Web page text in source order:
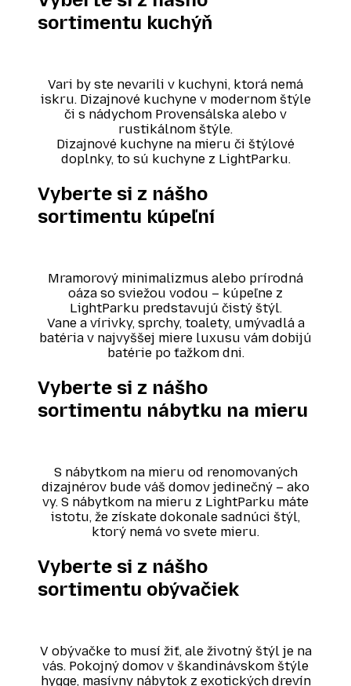
sortimentu kuchýň
Vari by ste nevarili v kuchyni, ktorá nemá
iskru. Dizajnové kuchyne v modernom štýle
či s nádychom Provensálska alebo v
rustikálnom štýle.
Dizajnové kuchyne na mieru či štýlové
doplnky, to sú kuchyne z LightParku.
Vyberte si z nášho
sortimentu kúpeľní
Mramorový minimalizmus alebo prírodná
oáza so sviežou vodou – kúpeľne z
LightParku predstavujú čistý štýl.
Vane a vírivky, sprchy, toalety, umývadlá a
batéria v najvyššej miere luxusu vám dobijú
batérie po ťažkom dni.
Vyberte si z nášho
sortimentu nábytku na mieru
S nábytkom na mieru od renomovaných
dizajnérov bude váš domov jedinečný – ako
vy. S nábytkom na mieru z LightParku máte
istotu, že získate dokonale sadnúci štýl,
ktorý nemá vo svete mieru.
Vyberte si z nášho
sortimentu obývačiek
V obývačke to musí žiť, ale životný štýl je na
vás. Pokojný domov v škandinávskom štýle
hygge, masívny nábytok z exotických drevín